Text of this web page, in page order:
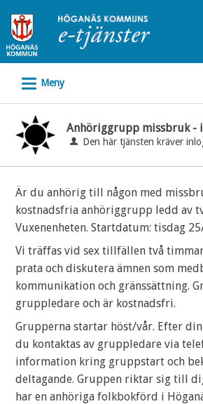
till
e-
tjänster
Höganäs
kommun
L Meny
Anhöriggrupp missbruk -
Den här tjänsten kräver
Är du anhörig till någon med
kostnadsfria anhöriggrupp ledd av
Vuxenenheten. Startdatum: tisdag
Vi träffas vid sex tillfällen två
prata och diskutera ämnen som
kommunikation och gränssättning.
gruppledare och är kostnadsfri.
Grupperna startar höst/vår. Efter
du kontaktas av gruppledare via
information kring gruppstart och
deltagande. Gruppen riktar sig till
har en anhöriga folkbokförd i